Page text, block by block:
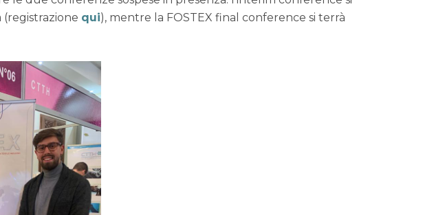
(registrazione qui), mentre la FOSTEX final conference si terrà